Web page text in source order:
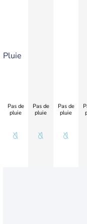
Pluie
Pas de
pluie
Pas de
pluie
Pas de
pluie